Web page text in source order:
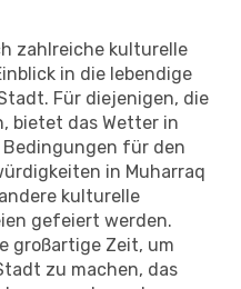
zahlreiche kulturelle
in die lebendige
Für diejenigen, die
bietet das Wetter in
für den
in Muharraq
kulturelle
gefeiert werden.
großartige Zeit, um
zu machen, das